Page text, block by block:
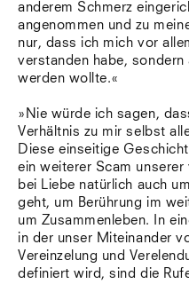
anderem Schmerz
angenommen und zu
nur, dass ich mich vor
verstanden habe,
werden wollte.«
»Nie würde ich sagen,
Verhältnis zu mir selbst
Diese einseitige
ein weiterer Scam
bei Liebe natürlich auch
geht, um Berührung im
um Zusammenleben. In
in der unser Miteinander
Vereinzelung und
definiert wird, sind die